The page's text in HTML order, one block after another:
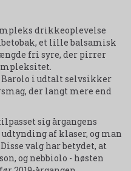
drikkeoplevelse
et lille balsamisk
fri syre, der pirrer
i udtalt selvsikker
der langt mere end
sig årgangens
af klaser, og man
valg har betydet, at
og nebbiolo - høsten